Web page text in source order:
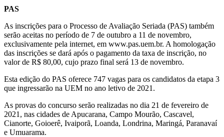
PAS
As inscrições para o Processo de Avaliação Seriada (PAS) também
serão aceitas no período de 7 de outubro a 11 de novembro,
exclusivamente pela internet, em www.pas.uem.br. A homologação
das inscrições se dará após o pagamento da taxa de inscrição, no
valor de R$ 80,00, cujo prazo final será 13 de novembro.
Esta edição do PAS oferece 747 vagas para os candidatos da etapa 3
que ingressarão na UEM no ano letivo de 2021.
As provas do concurso serão realizadas no dia 21 de fevereiro de
2021, nas cidades de Apucarana, Campo Mourão, Cascavel,
Cianorte, Goioerê, Ivaiporã, Loanda, Londrina, Maringá, Paranavaí
e Umuarama.